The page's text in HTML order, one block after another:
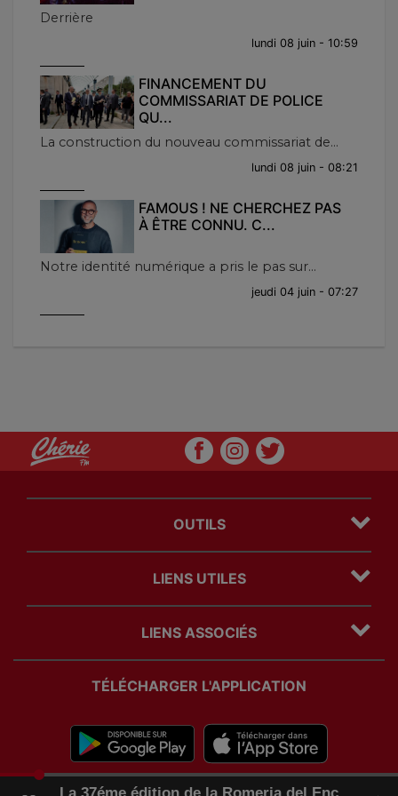
timeline
Derrière
lundi 08 juin - 10:59
FINANCEMENT DU
COMMISSARIAT DE POLICE
QU...
La construction du nouveau commissariat de...
lundi 08 juin - 08:21
FAMOUS ! NE CHERCHEZ PAS
À ÊTRE CONNU. C...
Notre identité numérique a pris le pas sur...
jeudi 04 juin - 07:27
OUTILS
Politique Cookies
Politique Confidentialité
LIENS UTILES
Régie PublicitaireLIENS ASSOCIÉS
TÉLÉCHARGER L'APPLICATION